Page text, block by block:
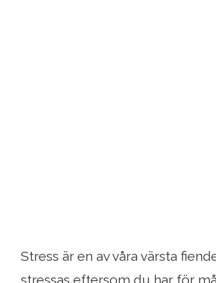
Stress är en av våra värsta
stressas eftersom du har för